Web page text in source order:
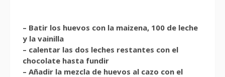
– Batir los huevos con la maizena, 100 de leche
y la vainilla
– calentar las dos leches restantes con el
chocolate hasta fundir
– Añadir la mezcla de huevos al cazo con el